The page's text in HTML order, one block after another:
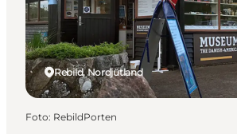
Reiseplanung
Praktische Informationen
Rebild, Nordjütland
Foto: RebildPorten